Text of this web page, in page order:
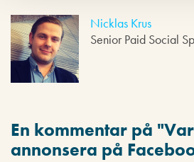
Nicklas Krus
Senior Paid Social
En kommentar på "
annonsera på